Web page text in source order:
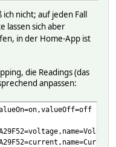
nicht; auf jeden Fall
lassen sich aber
in der Home-App ist
die Readings (das
anpassen: